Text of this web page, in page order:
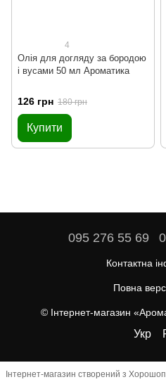
4
Олія для догляду за бородою
і вусами 50 мл Ароматика
126 грн 180 грн
Купити
095 276 55 69
Контактна
Повна
© Інтернет-магазин
Укр
Інтернет-магазин створений з Хорошоп